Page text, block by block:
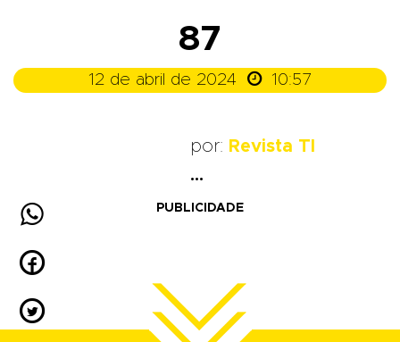
87
12 de abril de 2024  10:57
por: Revista TI
...



PUBLICIDADE